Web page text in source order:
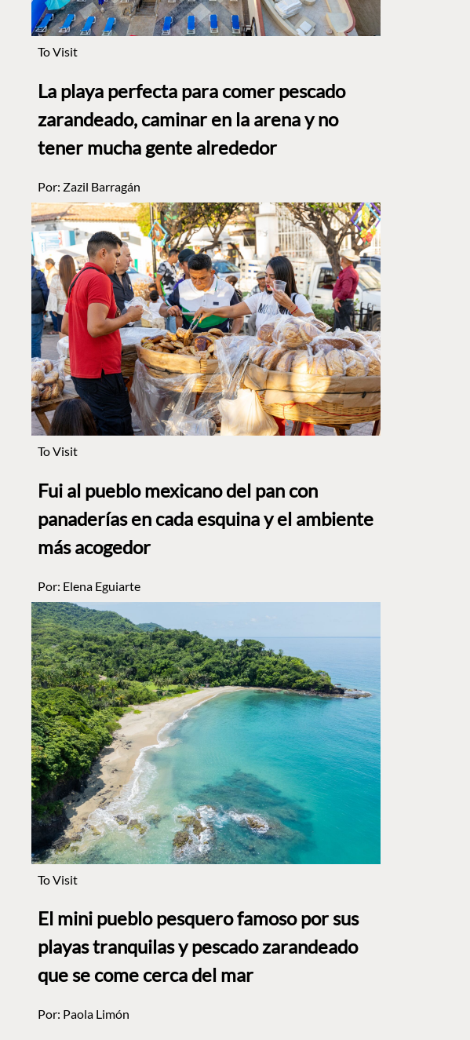
To Visit
La playa perfecta para comer pescado
zarandeado, caminar en la arena y no
tener mucha gente alrededor
Por: Zazil Barragán
To Visit
Fui al pueblo mexicano del pan con
panaderías en cada esquina y el ambiente
más acogedor
Por: Elena Eguiarte
To Visit
El mini pueblo pesquero famoso por sus
playas tranquilas y pescado zarandeado
que se come cerca del mar
Por: Paola Limón